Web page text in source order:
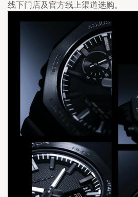
线下门店及官方线上渠道选购。